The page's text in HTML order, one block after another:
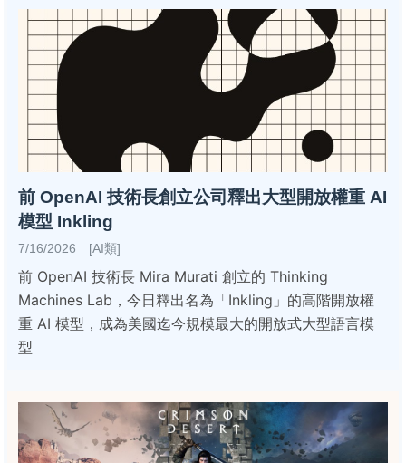
前 OpenAI 技術長創立公司釋出大型開放權重 AI
模型 Inkling
7/16/2026 [AI類]
前 OpenAI 技術長 Mira Murati 創立的 Thinking
Machines Lab，今日釋出名為「Inkling」的高階開放權
重 AI 模型，成為美國迄今規模最大的開放式大型語言模
型